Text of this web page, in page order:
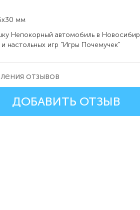
мм
Непокорный автомобиль в
настольных игр "Игры Почемучек"
отзывов
ДОБАВИТЬ ОТЗЫВ